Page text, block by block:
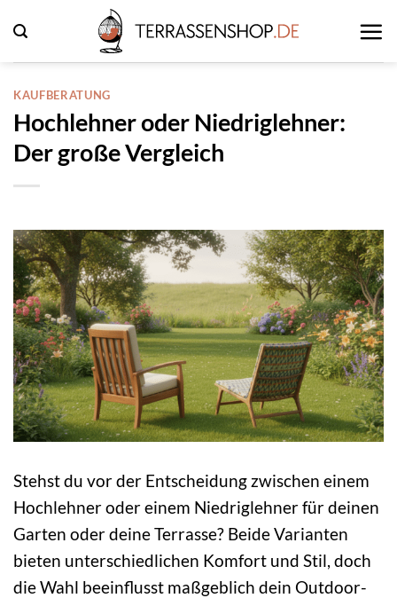
Inhalt
springen
KAUFBERATUNG
Hochlehner oder Niedriglehner:
Der große Vergleich
Stehst du vor der Entscheidung zwischen einem
Hochlehner oder einem Niedriglehner für deinen
Garten oder deine Terrasse? Beide Varianten
bieten unterschiedlichen Komfort und Stil, doch
die Wahl beeinflusst maßgeblich dein Outdoor-